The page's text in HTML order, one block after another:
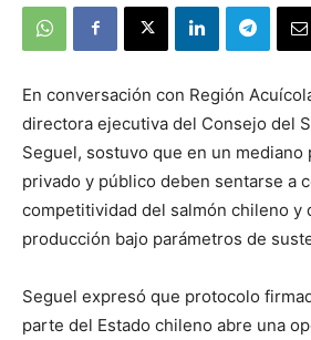
En conversación con Región
directora ejecutiva del Consejo del
Seguel, sostuvo que en un mediano
privado y público deben sentarse a
competitividad del salmón chileno y
producción bajo parámetros de
Seguel expresó que protocolo
parte del Estado chileno abre una